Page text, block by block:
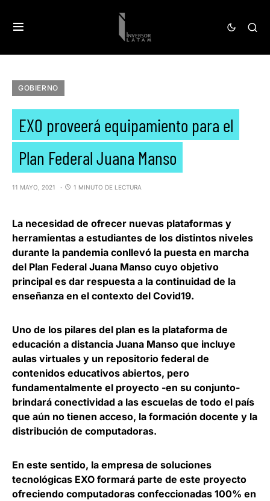
GOBIERNO
EXO proveerá equipamiento para el
Plan Federal Juana Manso
11 MAYO, 2021 1 MINUTO DE LECTURA
La necesidad de ofrecer nuevas plataformas y
herramientas a estudiantes de los distintos niveles
durante la pandemia conllevó la puesta en marcha
del Plan Federal Juana Manso cuyo objetivo
principal es dar respuesta a la continuidad de la
enseñanza en el contexto del Covid19.
Uno de los pilares del plan es la plataforma de
educación a distancia Juana Manso que incluye
aulas virtuales y un repositorio federal de
contenidos educativos abiertos, pero
fundamentalmente el proyecto -en su conjunto-
brindará conectividad a las escuelas de todo el país
que aún no tienen acceso, la formación docente y la
distribución de computadoras.
En este sentido, la empresa de soluciones
tecnológicas EXO formará parte de este proyecto
ofreciendo computadoras confeccionadas 100% en